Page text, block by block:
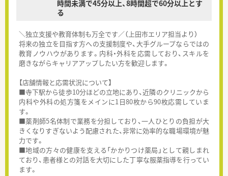
時間未満で45分以上、8時間超で60分以上とす
る
＼独立支援や教育体制も万全です／（上田市エリア担当より）
将来の独立を目指す方への支援制度や、大手グループならではの
教育ノウハウがあります。内科・外科を応需しており、スキルを
磨きながらキャリアアップしたい方を歓迎します。
【店舗情報と応需状況について】
■寺下駅から徒歩10分ほどの立地にあり、近隣のクリニックから
内科や外科の処方箋をメインに1日80枚から90枚応需していま
す。
■薬剤師5名体制で業務を分担しており、一人ひとりの負担が大
きくなりすぎないよう配慮された、非常に効率的な職場環境が魅
力です。
■地域の方々の健康を支える「かかりつけ薬局」として親しまれ
ており、患者様との対話を大切にした丁寧な服薬指導を行ってい
ます。